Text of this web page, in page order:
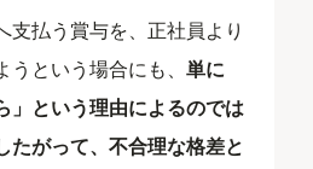
支払う賞与を、正社員より
うという場合にも、単に
」という理由によるのでは
たがって、不合理な格差と